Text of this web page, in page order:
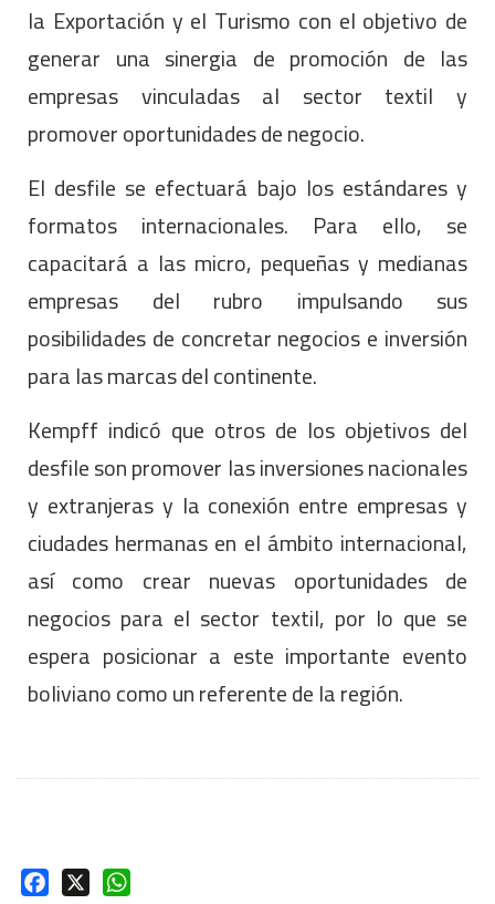
la Exportación y el Turismo con el objetivo de
generar una sinergia de promoción de las
empresas vinculadas al sector textil y
promover oportunidades de negocio.
El desfile se efectuará bajo los estándares y
formatos internacionales. Para ello, se
capacitará a las micro, pequeñas y medianas
empresas del rubro impulsando sus
posibilidades de concretar negocios e inversión
para las marcas del continente.
Kempff indicó que otros de los objetivos del
desfile son promover las inversiones nacionales
y extranjeras y la conexión entre empresas y
ciudades hermanas en el ámbito internacional,
así como crear nuevas oportunidades de
negocios para el sector textil, por lo que se
espera posicionar a este importante evento
boliviano como un referente de la región.
Facebook